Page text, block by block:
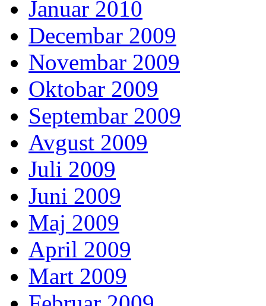
Januar 2010
Decembar 2009
Novembar 2009
Oktobar 2009
Septembar 2009
Avgust 2009
Juli 2009
Juni 2009
Maj 2009
April 2009
Mart 2009